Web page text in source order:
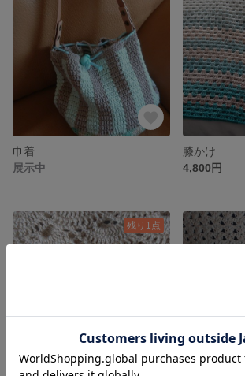
巾着
展示中
膝かけ
4,800円
残り1点